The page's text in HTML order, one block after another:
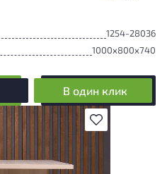
1254-28036
1000x800x740
В один клик
В избранное